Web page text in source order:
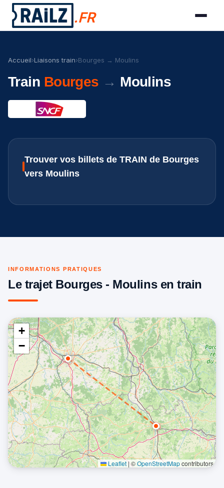
.FR
Accueil›Liaisons train›Bourges → Moulins
Train Bourges → Moulins
Trouver vos billets de TRAIN de Bourges
vers Moulins
INFORMATIONS PRATIQUES
Le trajet Bourges - Moulins en train
+
−
Leaflet|©OpenStreetMapcontributors